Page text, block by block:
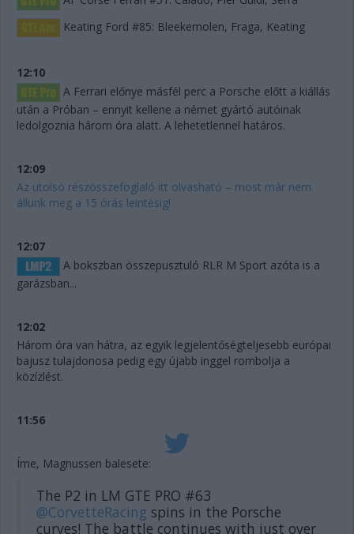
Keating Ford #85: Bleekemolen, Fraga, Keating
12:10
A Ferrari előnye másfél perc a Porsche előtt a kiállás
után a Próban – ennyit kellene a német gyártó autóinak
ledolgoznia három óra alatt. A lehetetlennel határos.
12:09
Az utolsó részösszefoglaló itt olvasható – most már nem
állunk meg a 15 órás leintésig!
12:07
A bokszban összepusztuló RLR M Sport azóta is a
garázsban...
12:02
Három óra van hátra, az egyik legjelentőségteljesebb európai
bajusz tulajdonosa pedig egy újabb inggel rombolja a
közízlést.
11:56
Íme, Magnussen balesete:
The P2 in LM GTE PRO #63
@CorvetteRacing spins in the Porsche
curves! The battle continues with just over